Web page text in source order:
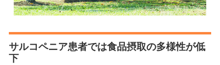
サルコペニア患者では食品摂取の多様性が低
下